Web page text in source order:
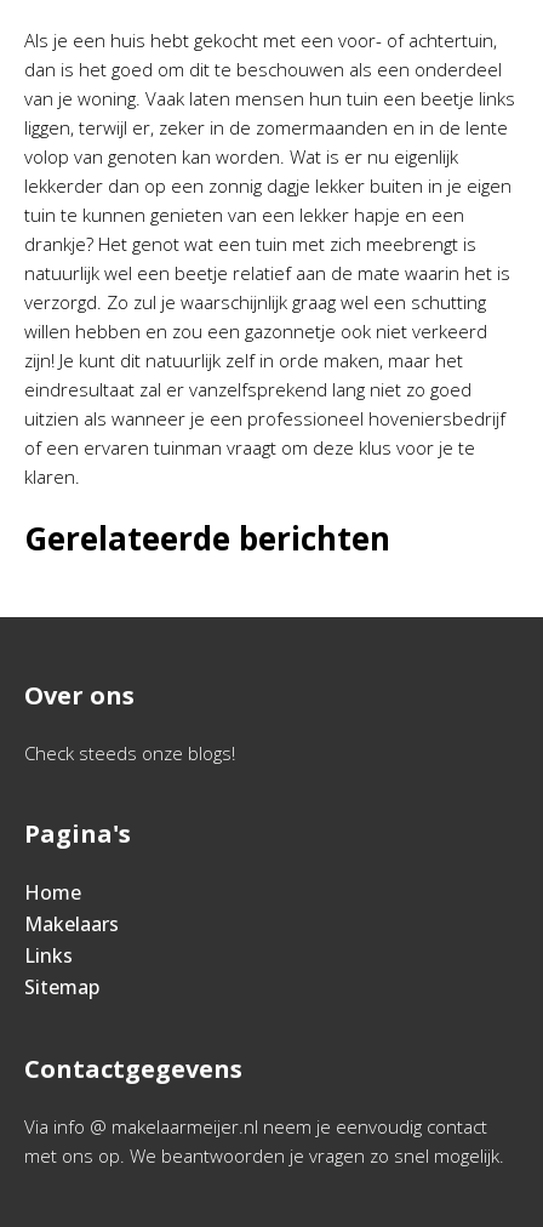
Als je een huis hebt gekocht met een voor- of achtertuin,
dan is het goed om dit te beschouwen als een onderdeel
van je woning. Vaak laten mensen hun tuin een beetje links
liggen, terwijl er, zeker in de zomermaanden en in de lente
volop van genoten kan worden. Wat is er nu eigenlijk
lekkerder dan op een zonnig dagje lekker buiten in je eigen
tuin te kunnen genieten van een lekker hapje en een
drankje? Het genot wat een tuin met zich meebrengt is
natuurlijk wel een beetje relatief aan de mate waarin het is
verzorgd. Zo zul je waarschijnlijk graag wel een schutting
willen hebben en zou een gazonnetje ook niet verkeerd
zijn! Je kunt dit natuurlijk zelf in orde maken, maar het
eindresultaat zal er vanzelfsprekend lang niet zo goed
uitzien als wanneer je een professioneel hoveniersbedrijf
of een ervaren tuinman vraagt om deze klus voor je te
klaren.
Gerelateerde berichten
Over ons
Check steeds onze blogs!
Pagina's
Home
Makelaars
Links
Sitemap
Contactgegevens
Via info @ makelaarmeijer.nl neem je eenvoudig contact
met ons op. We beantwoorden je vragen zo snel mogelijk.